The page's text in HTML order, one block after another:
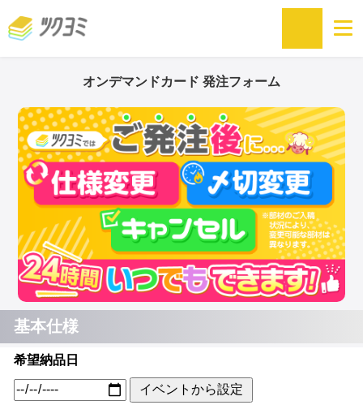
オンデマンドカード 発注フォーム
基本仕様
希望納品日
イベントから設定